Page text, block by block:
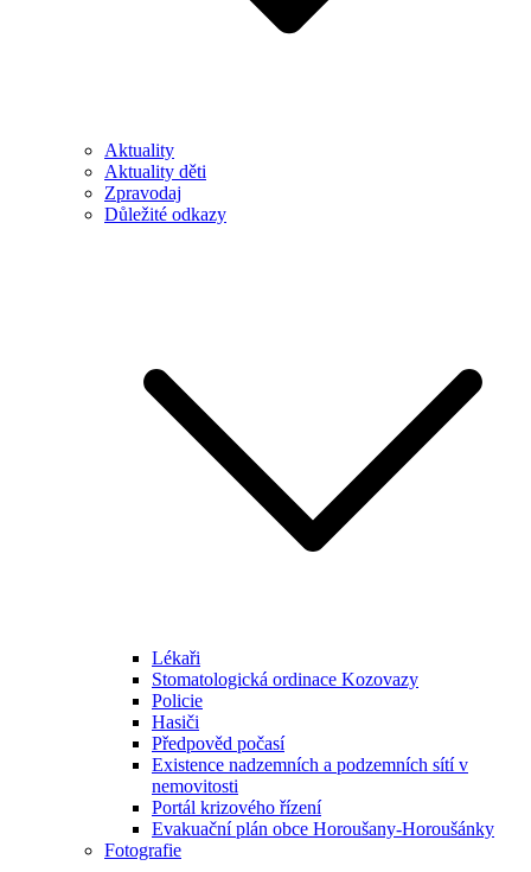
Aktuality
Aktuality děti
Zpravodaj
Důležité odkazy
Lékaři
Stomatologická ordinace Kozovazy
Policie
Hasiči
Předpověd počasí
Existence nadzemních a podzemních sítí v
nemovitosti
Portál krizového řízení
Evakuační plán obce Horoušany-Horoušánky
Fotografie